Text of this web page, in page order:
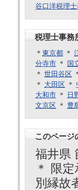
谷口洋税理
税理士事務
＊ 東京都 ＊
分寺市 ＊ 国
＊ 世田谷区
＊ 大田区 ＊
大和市 ＊ 日
文京区 ＊ 豊
このページ
福井県
＊ 限
別縁故